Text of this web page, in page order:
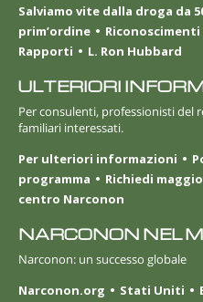
Salviamo vite dalla droga da
prim’ordine
Rapporti
L. Ron Hubbard
ULTERIORI
Per consulenti, professionisti del
familiari interessati.
Per ulteriori informazioni
programma
Richiedi
centro Narconon
NARCONON NEL
Narconon: un successo globale
Narconon.org
Stati Uniti